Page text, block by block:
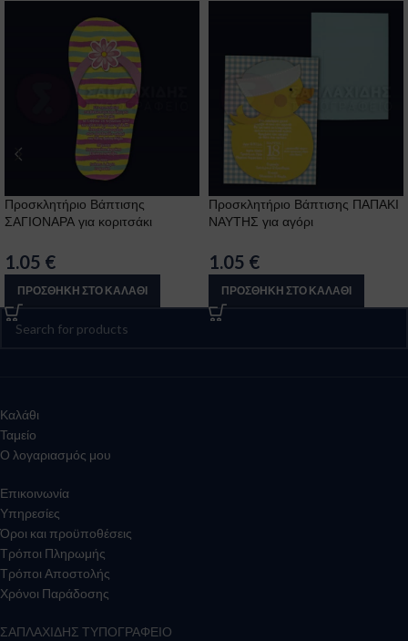
Προσκλητήριο Βάπτισης
ΣΑΓΙΟΝΑΡΑ για κοριτσάκι
1.05 €
ΠΡΟΣΘΉΚΗ ΣΤΟ ΚΑΛΆΘΙ
Προσκλητήριο Βάπτισης ΠΑΠΑΚΙ
ΝΑΥΤΗΣ για αγόρι
1.05 €
ΠΡΟΣΘΉΚΗ ΣΤΟ ΚΑΛΆΘΙ
Καλάθι
Ταμείο
Ο λογαριασμός μου
Επικοινωνία
Υπηρεσίες
Όροι και προϋποθέσεις
Τρόποι Πληρωμής
Τρόποι Αποστολής
Χρόνοι Παράδοσης
ΣΑΠΛΑΧΙΔΗΣ ΤΥΠΟΓΡΑΦΕΙΟ